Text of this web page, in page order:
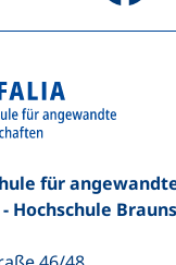
für
Hochschule